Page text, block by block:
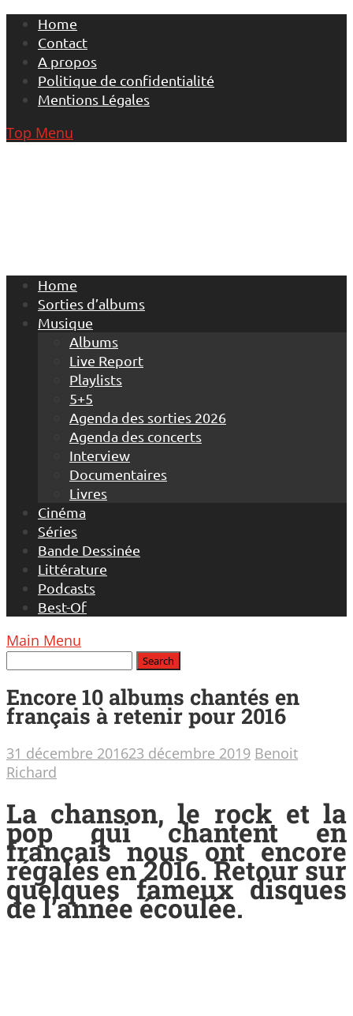
Skip
content
Home
Contact
A propos
Politique de confidentialité
Mentions Légales
Top Menu
Home
Sorties d’albums
Musique
Albums
Live Report
Playlists
5+5
Agenda des sorties 2026
Agenda des concerts
Interview
Documentaires
Livres
Cinéma
Séries
Bande Dessinée
Littérature
Podcasts
Best-Of
Main Menu
Encore 10 albums chantés en
français à retenir pour 2016
31 décembre 201623 décembre 2019 Benoit
Richard
La chanson, le rock et la
pop qui chantent en
français nous ont encore
régalés en 2016. Retour sur
quelques fameux disques
de l’année écoulée.